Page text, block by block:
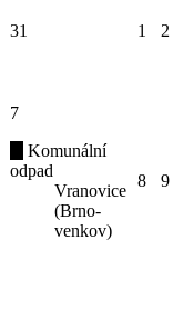
31 1 2
7
Komunální
odpad
Vranovice
(Brno-
venkov)
8 9